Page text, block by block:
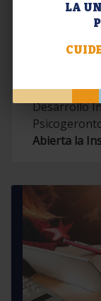
LA
Desarrollo
Abierta la